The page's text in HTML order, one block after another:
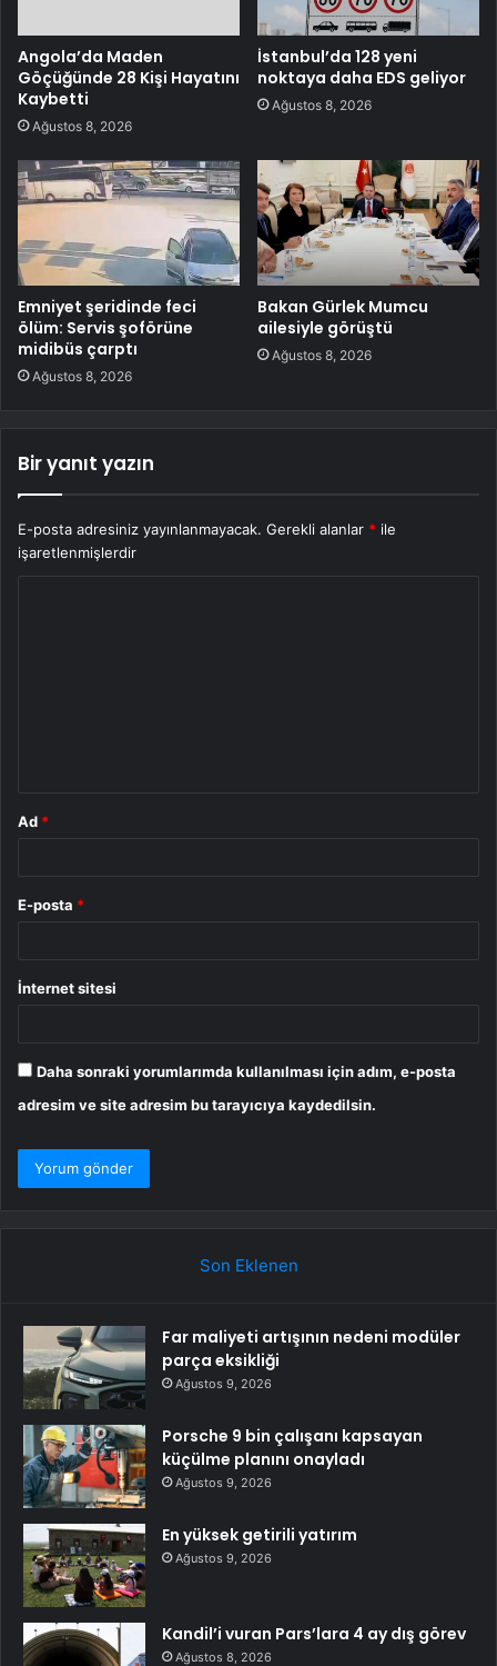
Angola’da Maden
Göçüğünde 28 Kişi Hayatını
Kaybetti
Ağustos 8, 2026
İstanbul’da 128 yeni
noktaya daha EDS geliyor
Ağustos 8, 2026
Emniyet şeridinde feci
ölüm: Servis şoförüne
midibüs çarptı
Ağustos 8, 2026
Bakan Gürlek Mumcu
ailesiyle görüştü
Ağustos 8, 2026
Bir yanıt yazın
E-posta adresiniz yayınlanmayacak. Gerekli alanlar * ile
işaretlenmişlerdir
Ad *
E-posta *
İnternet sitesi
Daha sonraki yorumlarımda kullanılması için adım, e-posta
adresim ve site adresim bu tarayıcıya kaydedilsin.
Son Eklenen
Far maliyeti artışının nedeni modüler
parça eksikliği
Ağustos 9, 2026
Porsche 9 bin çalışanı kapsayan
küçülme planını onayladı
Ağustos 9, 2026
En yüksek getirili yatırım
Ağustos 9, 2026
Kandil’i vuran Pars’lara 4 ay dış görev
Ağustos 8, 2026